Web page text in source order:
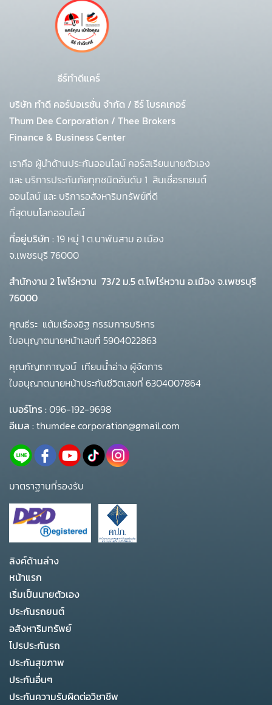
ธีร์ทำดีแคร์
บริษัท ทำดี คอร์ปอเรชั่น จำกัด / ธีร์ โบรคเกอร์
Thum Dee Corporation / Thee Brokers
Finance & Business Center
เราคือ ผู้นำด้านประกันออนไลน์ คอร์สเรียนนายตัวเอง
และ บริการประกันภัยทุกชนิดอันดับ 1 สินเชื่อรถยนต์
ออนไลน์ และ บริการอสังหาริมทรัพย์ที่ดี
ที่สุดบนโลกออนไลน์
ที่อยู่บริษัท : 19 หมู่ 1 ต.นาพันสาม อ.เมือง
จ.เพชรบุรี 76000
สำนักงาน 2 โพโร่หวาน 73/2 ม.5 ต.โพไร่หวาน อ.เมือง จ.เพชรบุรี
76000
คุณธีระ แต้มเรืองอิฐ กรรมการบริหาร
ใบอนุญาตนายหน้าเลขที่ 5904022863
คุณกัญทกาญจน์ เทียบน้ำอ่าง ผู้จัดการ
ใบอนุญาตนายหน้าประกันชีวิตเลขที่ 6304007864
เบอร์โทร :096-192-9698
อีเมล :thumdee.corporation@gmail.com
มาตราฐานที่รองรับ
ลิงค์ด้านล่าง
หน้าแรก
เริ่มเป็นนายตัวเอง
ประกันรถยนต์
อสังหาริมทรัพย์
โปรประกันรถ
ประกันสุขภาพ
ประกันอื่นๆ
ประกันความรับผิดต่อวิชาชีพ